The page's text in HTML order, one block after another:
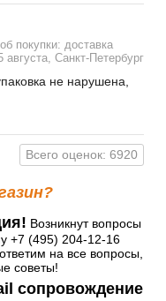
покупки: доставка
августа, Санкт-Петербург
не нарушена,
Всего оценок: 6920
Возникнут вопросы
+7 (495) 204-12-16
на все вопросы,
советы!
сопровождение